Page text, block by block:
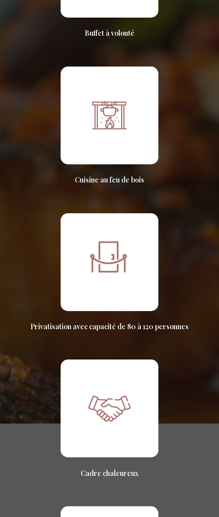
Buffet à volonté
Cuisine au feu de bois
Privatisation avec capacité de 80 à 120 personnes
Cadre chaleureux